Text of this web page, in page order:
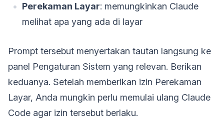
Perekaman Layar: memungkinkan Claude
melihat apa yang ada di layar
Prompt tersebut menyertakan tautan langsung ke
panel Pengaturan Sistem yang relevan. Berikan
keduanya. Setelah memberikan izin Perekaman
Layar, Anda mungkin perlu memulai ulang Claude
Code agar izin tersebut berlaku.